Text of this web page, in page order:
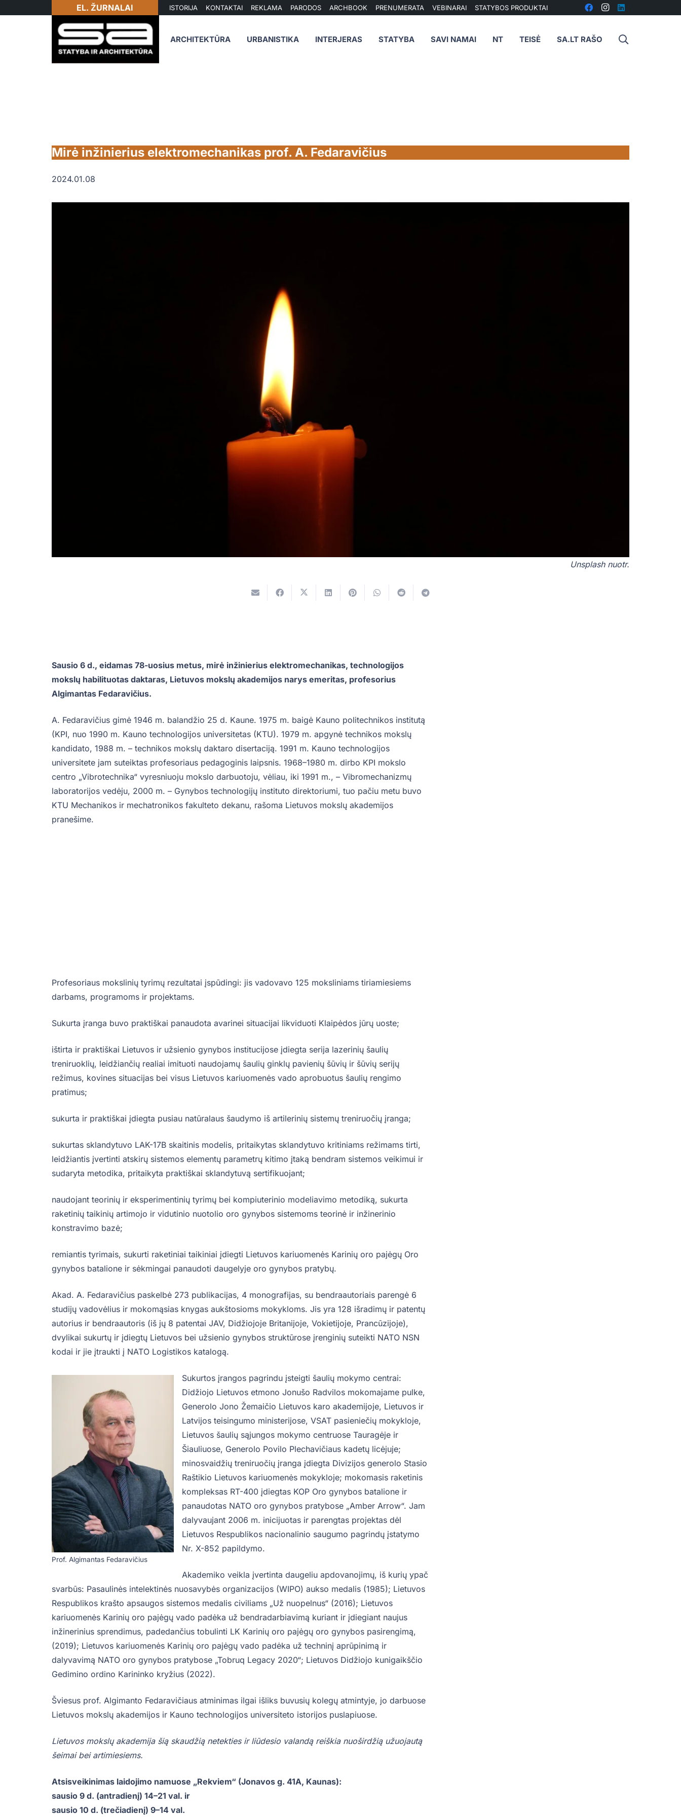
EL. ŽURNALAI ISTORIJA KONTAKTAI REKLAMA PARODOS ARCHBOOK PRENUMERATA VEBINARAI STATYBOS PRODUKTAI
ARCHITEKTŪRA URBANISTIKA INTERJERAS STATYBA SAVI NAMAI NT TEISĖ SA.LT RAŠO
Mirė inžinierius elektromechanikas prof. A. Fedaravičius
2024.01.08
Unsplash nuotr.
Sausio 6 d., eidamas 78-uosius metus, mirė inžinierius elektromechanikas, technologijos
mokslų habilituotas daktaras, Lietuvos mokslų akademijos narys emeritas, profesorius
Algimantas Fedaravičius.
A. Fedaravičius gimė 1946 m. balandžio 25 d. Kaune. 1975 m. baigė Kauno politechnikos institutą
(KPI, nuo 1990 m. Kauno technologijos universitetas (KTU). 1979 m. apgynė technikos mokslų
kandidato, 1988 m. – technikos mokslų daktaro disertaciją. 1991 m. Kauno technologijos
universitete jam suteiktas profesoriaus pedagoginis laipsnis. 1968–1980 m. dirbo KPI mokslo
centro „Vibrotechnika“ vyresniuoju mokslo darbuotoju, vėliau, iki 1991 m., – Vibromechanizmų
laboratorijos vedėju, 2000 m. – Gynybos technologijų instituto direktoriumi, tuo pačiu metu buvo
KTU Mechanikos ir mechatronikos fakulteto dekanu, rašoma Lietuvos mokslų akademijos
pranešime.
Profesoriaus mokslinių tyrimų rezultatai įspūdingi: jis vadovavo 125 moksliniams tiriamiesiems
darbams, programoms ir projektams.
Sukurta įranga buvo praktiškai panaudota avarinei situacijai likviduoti Klaipėdos jūrų uoste;
ištirta ir praktiškai Lietuvos ir užsienio gynybos institucijose įdiegta serija lazerinių šaulių
treniruoklių, leidžiančių realiai imituoti naudojamų šaulių ginklų pavienių šūvių ir šūvių serijų
režimus, kovines situacijas bei visus Lietuvos kariuomenės vado aprobuotus šaulių rengimo
pratimus;
sukurta ir praktiškai įdiegta pusiau natūralaus šaudymo iš artilerinių sistemų treniruočių įranga;
sukurtas sklandytuvo LAK-17B skaitinis modelis, pritaikytas sklandytuvo kritiniams režimams tirti,
leidžiantis įvertinti atskirų sistemos elementų parametrų kitimo įtaką bendram sistemos veikimui ir
sudaryta metodika, pritaikyta praktiškai sklandytuvą sertifikuojant;
naudojant teorinių ir eksperimentinių tyrimų bei kompiuterinio modeliavimo metodiką, sukurta
raketinių taikinių artimojo ir vidutinio nuotolio oro gynybos sistemoms teorinė ir inžinerinio
konstravimo bazė;
remiantis tyrimais, sukurti raketiniai taikiniai įdiegti Lietuvos kariuomenės Karinių oro pajėgų Oro
gynybos batalione ir sėkmingai panaudoti daugelyje oro gynybos pratybų.
Akad. A. Fedaravičius paskelbė 273 publikacijas, 4 monografijas, su bendraautoriais parengė 6
studijų vadovėlius ir mokomąsias knygas aukštosioms mokykloms. Jis yra 128 išradimų ir patentų
autorius ir bendraautoris (iš jų 8 patentai JAV, Didžiojoje Britanijoje, Vokietijoje, Prancūzijoje),
dvylikai sukurtų ir įdiegtų Lietuvos bei užsienio gynybos struktūrose įrenginių suteikti NATO NSN
kodai ir jie įtraukti į NATO Logistikos katalogą.
Prof. Algimantas Fedaravičius
Sukurtos įrangos pagrindu įsteigti šaulių mokymo centrai:
Didžiojo Lietuvos etmono Jonušo Radvilos mokomajame pulke,
Generolo Jono Žemaičio Lietuvos karo akademijoje, Lietuvos ir
Latvijos teisingumo ministerijose, VSAT pasieniečių mokykloje,
Lietuvos šaulių sąjungos mokymo centruose Tauragėje ir
Šiauliuose, Generolo Povilo Plechavičiaus kadetų licėjuje;
minosvaidžių treniruočių įranga įdiegta Divizijos generolo Stasio
Raštikio Lietuvos kariuomenės mokykloje; mokomasis raketinis
kompleksas RT-400 įdiegtas KOP Oro gynybos batalione ir
panaudotas NATO oro gynybos pratybose „Amber Arrow“. Jam
dalyvaujant 2006 m. inicijuotas ir parengtas projektas dėl
Lietuvos Respublikos nacionalinio saugumo pagrindų įstatymo
Nr. X-852 papildymo.
Akademiko veikla įvertinta daugeliu apdovanojimų, iš kurių ypač
svarbūs: Pasaulinės intelektinės nuosavybės organizacijos (WIPO) aukso medalis (1985); Lietuvos
Respublikos krašto apsaugos sistemos medalis civiliams „Už nuopelnus“ (2016); Lietuvos
kariuomenės Karinių oro pajėgų vado padėka už bendradarbiavimą kuriant ir įdiegiant naujus
inžinerinius sprendimus, padedančius tobulinti LK Karinių oro pajėgų oro gynybos pasirengimą,
(2019); Lietuvos kariuomenės Karinių oro pajėgų vado padėka už techninį aprūpinimą ir
dalyvavimą NATO oro gynybos pratybose „Tobruq Legacy 2020“; Lietuvos Didžiojo kunigaikščio
Gedimino ordino Karininko kryžius (2022).
Šviesus prof. Algimanto Fedaravičiaus atminimas ilgai išliks buvusių kolegų atmintyje, jo darbuose
Lietuvos mokslų akademijos ir Kauno technologijos universiteto istorijos puslapiuose.
Lietuvos mokslų akademija šią skaudžią netekties ir liūdesio valandą reiškia nuoširdžią užuojautą
šeimai bei artimiesiems.
Atsisveikinimas laidojimo namuose „Rekviem“ (Jonavos g. 41A, Kaunas):
sausio 9 d. (antradienį) 14–21 val. ir
sausio 10 d. (trečiadienį) 9–14 val.